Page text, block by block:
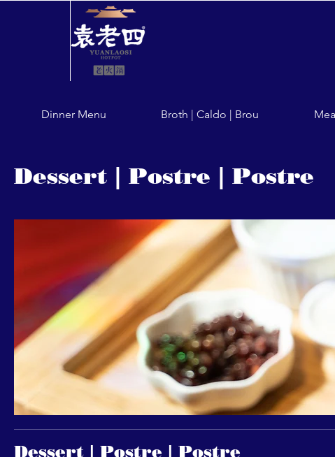
Dinner Menu Broth | Caldo | Brou
Dessert | Postre | Postre
Dessert | Postre | Postre